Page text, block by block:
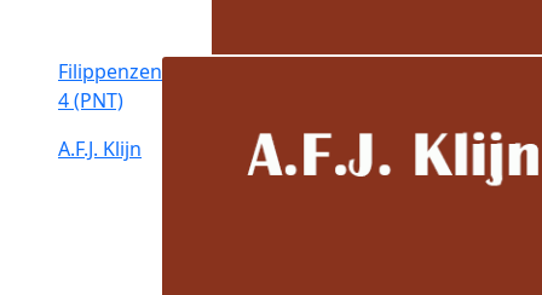
Filippenzen
4 (PNT)
A.F.J. Klijn